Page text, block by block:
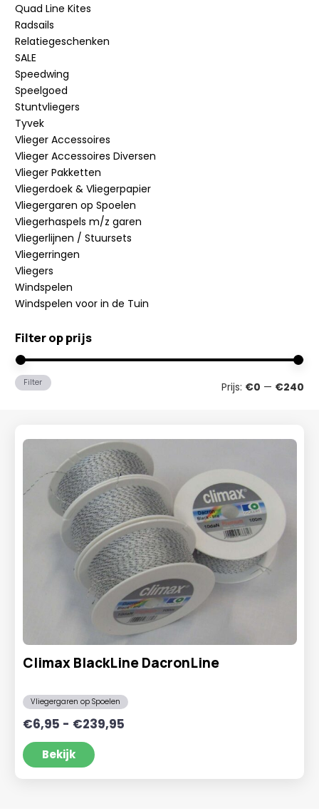
Quad Line Kites
Radsails
Relatiegeschenken
SALE
Speedwing
Speelgoed
Stuntvliegers
Tyvek
Vlieger Accessoires
Vlieger Accessoires Diversen
Vlieger Pakketten
Vliegerdoek & Vliegerpapier
Vliegergaren op Spoelen
Vliegerhaspels m/z garen
Vliegerlijnen / Stuursets
Vliegerringen
Vliegers
Windspelen
Windspelen voor in de Tuin
Filter op prijs
Filter Prijs: €0 — €240
Climax BlackLine DacronLine
Vliegergaren op Spoelen
€6,95 - €239,95Prijsklasse:
Bekijk